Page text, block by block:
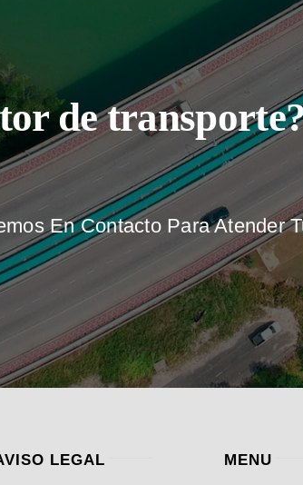
de
En Contacto Para Atender
LEGAL MENU